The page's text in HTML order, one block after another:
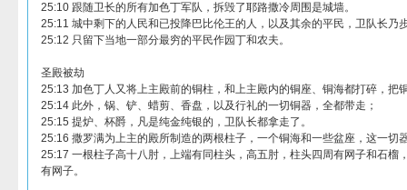
25:10 跟随卫长的所有加色丁军队，拆毁了耶路撒冷周围是城墙。
25:11 城中剩下的人民和已投降巴比伦王的人，以及其余的平民，卫队长乃
25:12 只留下当地一部分最穷的平民作园丁和农夫。
圣殿被劫
25:13 加色丁人又将上主殿前的铜柱，和上主殿内的铜座、铜海都打碎，把
25:14 此外，锅、铲、蜡剪、香盘，以及行礼的一切铜器，全都带走；
25:15 提炉、杯爵，凡是纯金纯银的，卫队长都拿走了。
25:16 撒罗满为上主的殿所制造的两根柱子，一个铜海和一些盆座，这一切
25:17 一根柱子高十八肘，上端有同柱头，高五肘，柱头四周有网子和石榴
有网子。